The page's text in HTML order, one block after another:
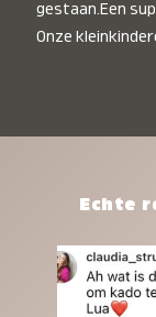
gestaan.Een
Onze
het waard.Echte